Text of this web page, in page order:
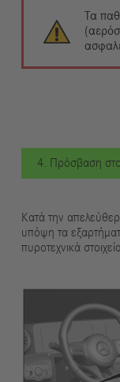
Τα
4. Πρόσβαση
Κατά την
υπόψη τα
πυροτεχνικά